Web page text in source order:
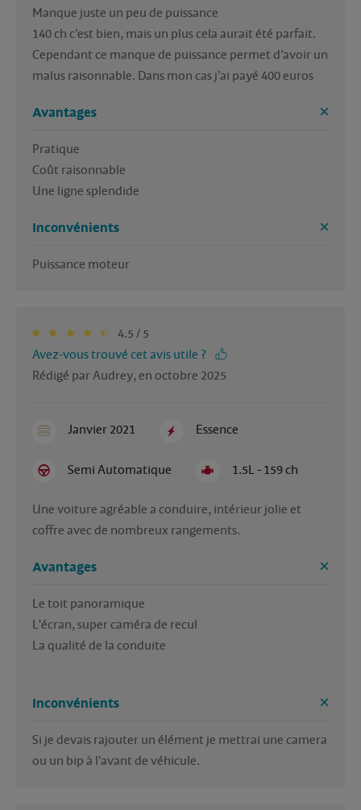
Manque juste un peu de puissance
140 ch c’est bien, mais un plus cela aurait été parfait.
Cependant ce manque de puissance permet d’avoir un
malus raisonnable. Dans mon cas j’ai payé 400 euros
Avantages
Pratique
Coût raisonnable
Une ligne splendide
Inconvénients
Puissance moteur
4.5 / 5
Avez-vous trouvé cet avis utile ?
Rédigé par Audrey, en octobre 2025
Janvier 2021 Essence
Semi Automatique 1.5L - 159 ch
Une voiture agréable a conduire, intérieur jolie et
coffre avec de nombreux rangements.
Avantages
Le toit panoramique
L'écran, super caméra de recul
La qualité de la conduite
Inconvénients
Si je devais rajouter un élément je mettrai une camera
ou un bip à l'avant de véhicule.